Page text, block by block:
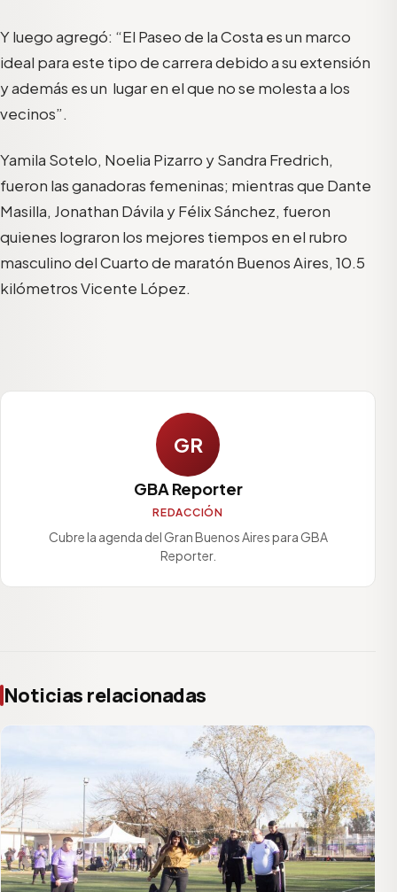
Y luego agregó: “El Paseo de la Costa es un marco
ideal para este tipo de carrera debido a su extensión
y además es un lugar en el que no se molesta a los
vecinos”.
Yamila Sotelo, Noelia Pizarro y Sandra Fredrich,
fueron las ganadoras femeninas; mientras que Dante
Masilla, Jonathan Dávila y Félix Sánchez, fueron
quienes lograron los mejores tiempos en el rubro
masculino del Cuarto de maratón Buenos Aires, 10.5
kilómetros Vicente López.
GR
GBA Reporter
REDACCIÓN
Cubre la agenda del Gran Buenos Aires para GBA
Reporter.
Noticias relacionadas